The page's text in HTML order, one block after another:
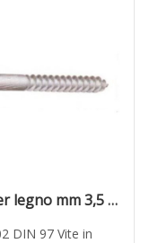
Viti per legno mm 3,5 x 20 in ferro grezzo T.P.S. taglio cacciavite
DIN 97 Vite in